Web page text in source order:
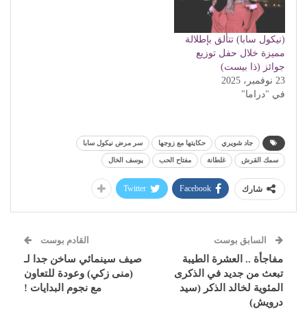
(نيكول سابا) تتألق بإطلالة
مميزة خلال حفل توزيع
جوائز (ذا بيست)
23 نوفمبر، 2025
في "دراما"
جاد شويري حكايتها مع زوجها سر مرض نيكول سابا
سمك القرش غلطانة مفتاح الحب يوسف الخال
شارك Facebook
Twitter
السابق بوست
مفاجأة .. العشرة الطيبة
تبعث من جديد في الذكرى
المئوية لخالد الذكر (سيد
درويش)
القادم بوست
صيف سينمائي ساخن جدا لـ
(منى زكي) وعودة للتعاون
مع نجوم البدايات !